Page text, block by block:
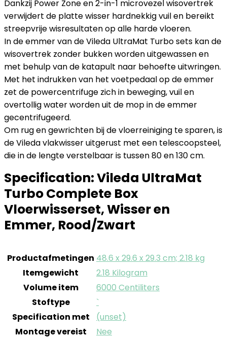
Dankzij Power Zone en 2-in-1 microvezel wisovertrek
verwijdert de platte wisser hardnekkig vuil en bereikt
streepvrije wisresultaten op alle harde vloeren.
In de emmer van de Vileda UltraMat Turbo sets kan de
wisovertrek zonder bukken worden uitgewassen en
met behulp van de katapult naar behoefte uitwringen.
Met het indrukken van het voetpedaal op de emmer
zet de powercentrifuge zich in beweging, vuil en
overtollig water worden uit de mop in de emmer
gecentrifugeerd.
Om rug en gewrichten bij de vloerreiniging te sparen, is
de Vileda vlakwisser uitgerust met een telescoopsteel,
die in de lengte verstelbaar is tussen 80 en 130 cm.
Specification:Vileda UltraMat
Turbo Complete Box
Vloerwisserset, Wisser en
Emmer, Rood/Zwart
Productafmetingen ‎48.6 x 29.6 x 29.3 cm; 2.18 kg
Itemgewicht
‎2.18 Kilogram
Volume item
‎6000 Centiliters
Stoftype
‎`
Specification met
‎(unset)
Montage vereist
‎Nee